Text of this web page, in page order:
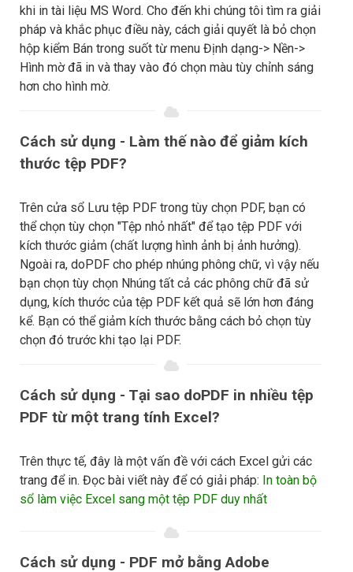
khi in tài liệu MS Word. Cho đến khi chúng tôi tìm ra giải
pháp và khắc phục điều này, cách giải quyết là bỏ chọn
hộp kiểm Bán trong suốt từ menu Định dạng-> Nền->
Hình mờ đã in và thay vào đó chọn màu tùy chỉnh sáng
hơn cho hình mờ.
Cách sử dụng - Làm thế nào để giảm kích
thước tệp PDF?
Trên cửa sổ Lưu tệp PDF trong tùy chọn PDF, bạn có
thể chọn tùy chọn "Tệp nhỏ nhất" để tạo tệp PDF với
kích thước giảm (chất lượng hình ảnh bị ảnh hưởng).
Ngoài ra, doPDF cho phép nhúng phông chữ, vì vậy nếu
bạn chọn tùy chọn Nhúng tất cả các phông chữ đã sử
dụng, kích thước của tệp PDF kết quả sẽ lớn hơn đáng
kể. Bạn có thể giảm kích thước bằng cách bỏ chọn tùy
chọn đó trước khi tạo lại PDF.
Cách sử dụng - Tại sao doPDF in nhiều tệp
PDF từ một trang tính Excel?
Trên thực tế, đây là một vấn đề với cách Excel gửi các
trang để in. Đọc bài viết này để có giải pháp: In toàn bộ
sổ làm việc Excel sang một tệp PDF duy nhất
Cách sử dụng - PDF mở bằng Adobe